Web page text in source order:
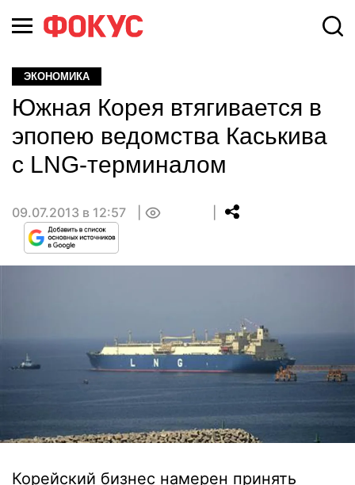
ЭКОНОМИКА
Южная Корея втягивается в
эпопею ведомства Каськива
с LNG-терминалом
09.07.2013 в 12:57
Корейский бизнес намерен принять